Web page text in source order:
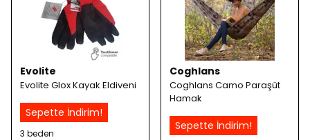
Evolite
Evolite Glox Kayak Eldiveni
Sepette İndirim!
3 beden
Coghlans
Coghlans Camo Paraşüt
Hamak
Sepette İndirim!